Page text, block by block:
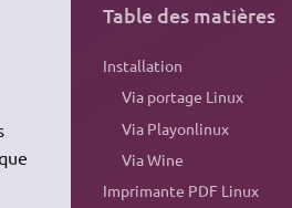
Table des matières
Installation
Via portage Linux
Via Playonlinux
Via Wine
Imprimante PDF Linux